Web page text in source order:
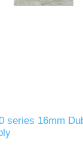
series 16mm